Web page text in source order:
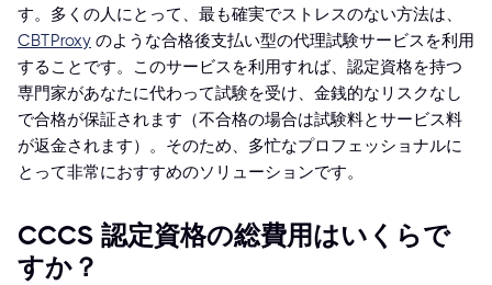
す。多くの人にとって、最も確実でストレスのない方法は、
CBTProxy のような合格後支払い型の代理試験サービスを利用
することです。このサービスを利用すれば、認定資格を持つ
専門家があなたに代わって試験を受け、金銭的なリスクなし
で合格が保証されます（不合格の場合は試験料とサービス料
が返金されます）。そのため、多忙なプロフェッショナルに
とって非常におすすめのソリューションです。
CCCS 認定資格の総費用はいくらで
すか？